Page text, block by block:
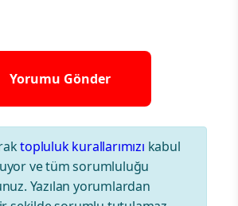
topluluk kurallarımızı kabul
ve tüm sorumluluğu
Yazılan yorumlardan